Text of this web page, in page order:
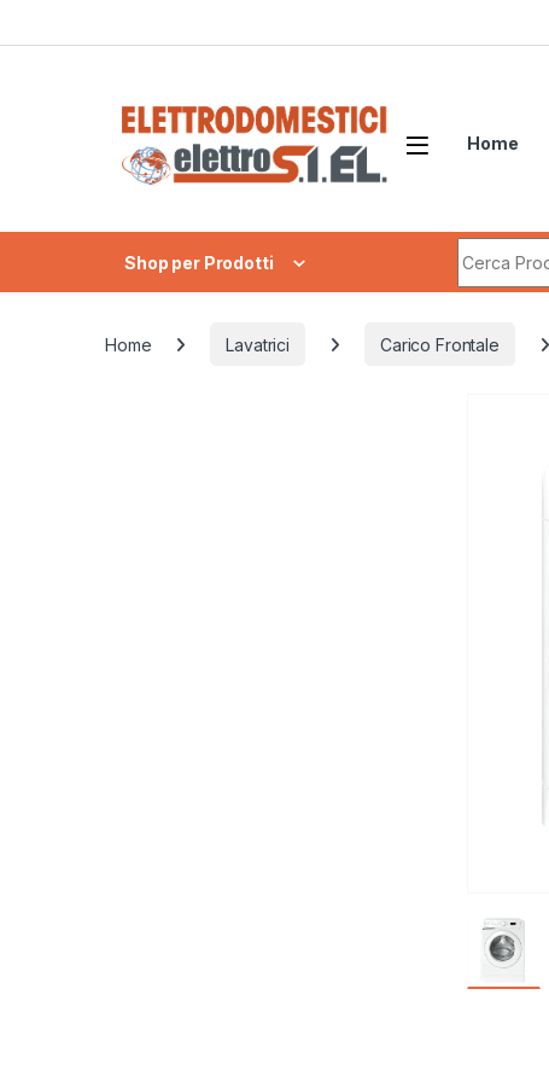
Home
Shop per Prodotti
Home Lavatrici Carico Frontale